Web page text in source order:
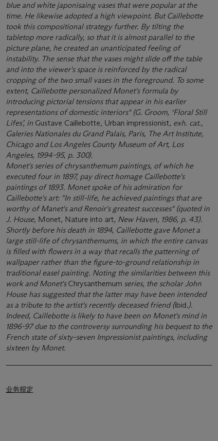
blue and white japonisaing vases that were popular at the
time. He likewise adopted a high viewpoint. But Caillebotte
took this compositional strategy further. By tilting the
tabletop more radically, so that it is almost parallel to the
picture plane, he created an unanticipated feeling of
instability. The sense that the vases might slide off the table
and into the viewer's space is reinforced by the radical
cropping of the two small vases in the foreground. To some
extent, Caillebotte personalized Monet's formula by
introducing pictorial tensions that appear in his earlier
representations of domestic interiors" (G. Groom, ‘Floral Still
Lifes’, in Gustave Caillebotte, Urban impressionist, exh. cat.,
Galeries Nationales du Grand Palais, Paris, The Art Institute,
Chicago and Los Angeles County Museum of Art, Los
Angeles, 1994-95, p. 300).
Monet's series of chrysanthemum paintings, of which he
executed four in 1897, pay direct homage Caillebotte's
paintings of 1893. Monet spoke of his admiration for
Caillebotte's art: "In still-life, he achieved paintings that are
worthy of Manet's and Renoir's greatest successes" (quoted in
J. House, Monet, Nature into art, New Haven, 1986, p. 43).
Shortly before his death in 1894, Caillebotte gave Monet a
large still-life of chrysanthemums, in which the entire canvas
is ﬁlled with ﬂowers in a way that recalls the patterning of
wallpaper rather than the ﬁgure-to-ground relationship in
traditional easel painting. Noting the similarities between this
work and Monet's Chrysanthemum series, the scholar John
House has suggested that the latter may have been intended
as a tribute to the artist's recently deceased friend (ibid.).
Indeed, Caillebotte is likely to have been on Monet's mind in
1896-97 due to the controversy surrounding his bequest to the
French state of sixty-seven Impressionist paintings, including
sixteen by Monet.
业务规定